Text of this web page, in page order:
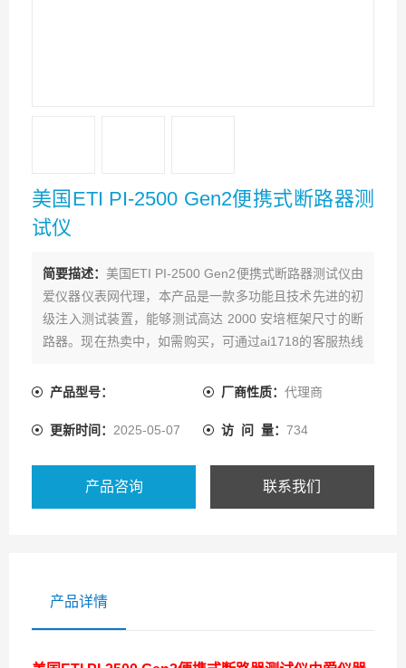
美国ETI PI-2500 Gen2便携式断路器测
试仪
简要描述：美国ETI PI-2500 Gen2便携式断路器测试仪由
爱仪器仪表网代理，本产品是一款多功能且技术先进的初
级注入测试装置，能够测试高达 2000 安培框架尺寸的断
路器。现在热卖中，如需购买，可通过ai1718的客服热线
产品型号：
厂商性质： 代理商
更新时间： 2025-05-07 访 问 量： 734
产品咨询 联系我们
产品详情